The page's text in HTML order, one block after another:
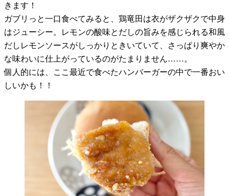
きます！
ガブリっと一口食べてみると、鶏竜田は衣がザクザクで中身
はジューシー。レモンの酸味とだしの旨みを感じられる和風
だしレモンソースがしっかりときいていて、さっぱり爽やか
な味わいに仕上がっているのがたまりません……。
個人的には、ここ最近で食べたハンバーガーの中で一番おい
しいかも！！